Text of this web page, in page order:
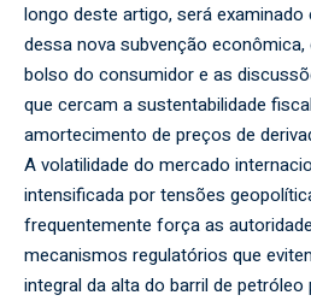
longo deste artigo, será
dessa nova subvenção
bolso do consumidor e as
que cercam a sustentabilidade
amortecimento de preços de
A volatilidade do mercado
intensificada por tensões
frequentemente força as
mecanismos regulatórios que
integral da alta do barril de